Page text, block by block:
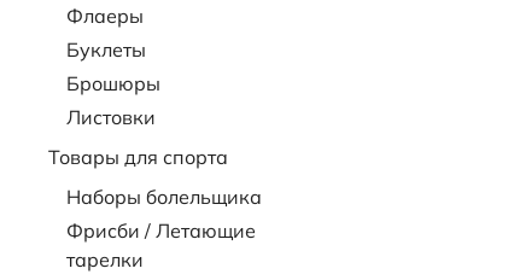
Флаеры
Буклеты
Брошюры
Листовки
Товары для спорта
Наборы болельщика
Фрисби / Летающие
тарелки